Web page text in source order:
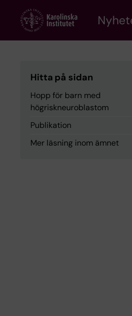
content
Hitta på sidan
Hopp för barn med
högriskneuroblastom
Publikation
Mer läsning inom ämnet